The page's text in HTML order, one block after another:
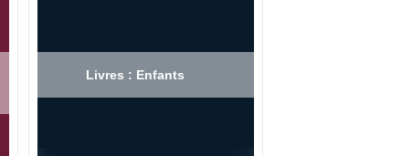
Livres : Enfants